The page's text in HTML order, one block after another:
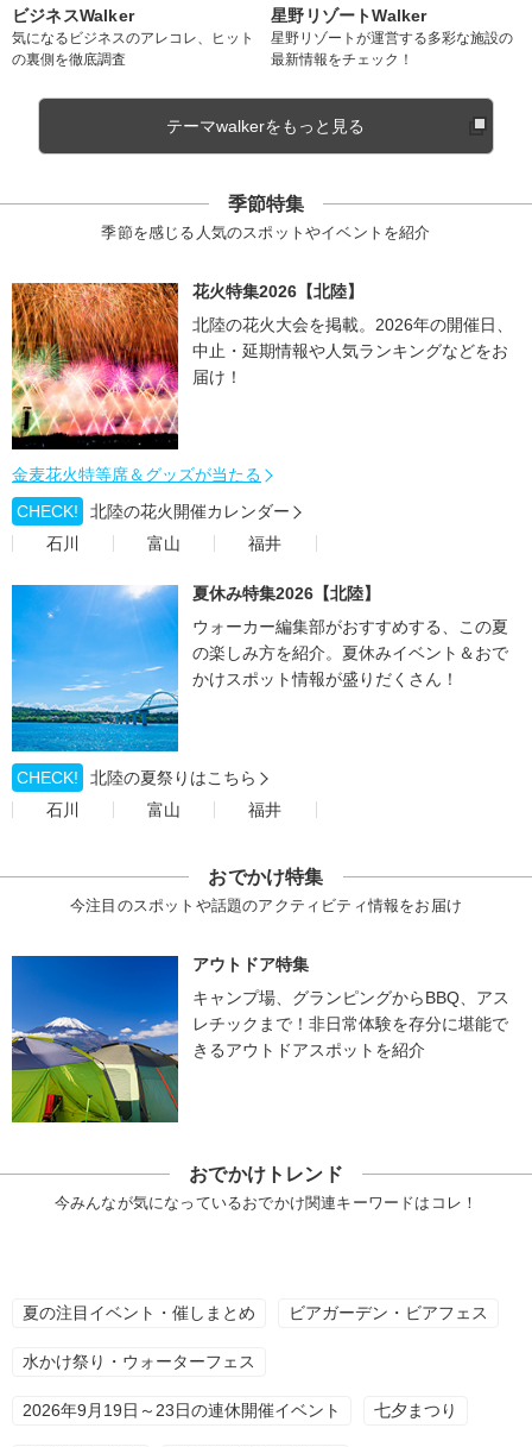
ビジネスWalker
気になるビジネスのアレコレ、ヒット
の裏側を徹底調査
星野リゾートWalker
星野リゾートが運営する多彩な施設の
最新情報をチェック！
テーマwalkerをもっと見る
季節特集
季節を感じる人気のスポットやイベントを紹介
花火特集2026【北陸】
北陸の花火大会を掲載。2026年の開催日、
中止・延期情報や人気ランキングなどをお
届け！
金麦花火特等席＆グッズが当たる
CHECK!
北陸の花火開催カレンダー
石川
富山 福井
夏休み特集2026【北陸】
ウォーカー編集部がおすすめする、この夏
の楽しみ方を紹介。夏休みイベント＆おで
かけスポット情報が盛りだくさん！
CHECK!
北陸の夏祭りはこちら
石川
富山 福井
おでかけ特集
今注目のスポットや話題のアクティビティ情報をお届け
アウトドア特集
キャンプ場、グランピングからBBQ、アス
レチックまで！非日常体験を存分に堪能で
きるアウトドアスポットを紹介
おでかけトレンド
今みんなが気になっているおでかけ関連キーワードはコレ！
夏の注目イベント・催しまとめ ビアガーデン・ビアフェス
水かけ祭り・ウォーターフェス
2026年9月19日～23日の連休開催イベント 七夕まつり